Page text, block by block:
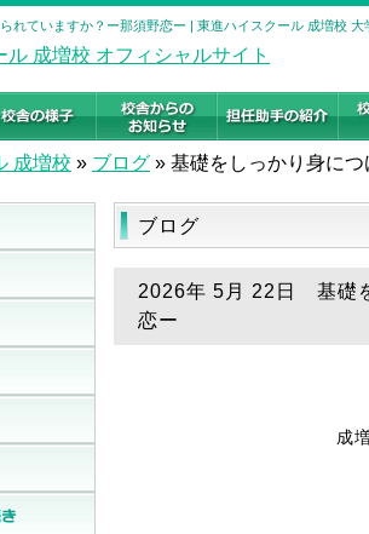
れていますか？ー那須野恋ー | 東進ハイスクール 成増校
成増校 » ブログ » 基礎をしっかり身に
ブログ
2026年 5月 22日 基礎
恋ー
成